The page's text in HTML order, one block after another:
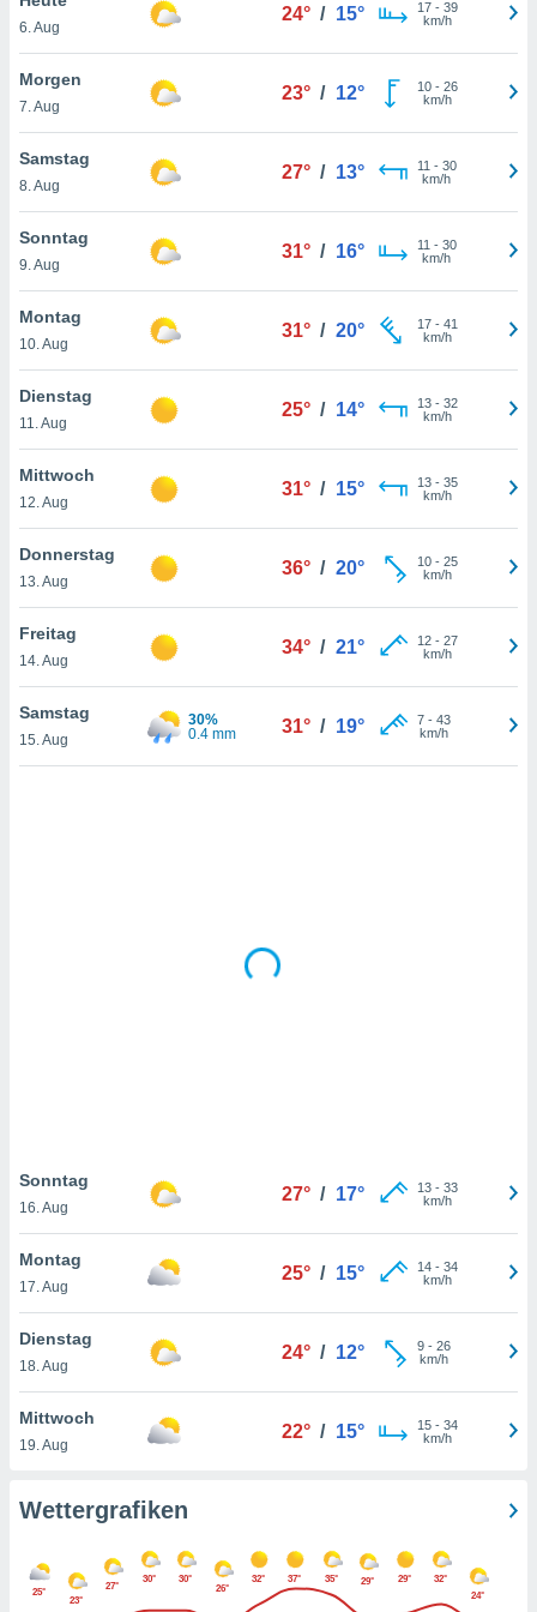
oder
Partner
es uns
das
der
Profil zu
Ihnen
finden
. Sie
jederzeit
Rand
können
von
und
klicken.
und
6. Aug
24° / 15° 17- 39
km/h
Morgen
7. Aug
23° / 12° 10- 26
km/h
Samstag
8. Aug
27° / 13° 11 - 30
km/h
Sonntag
9. Aug
31° / 16° 11 - 30
km/h
Montag
10. Aug
31° / 20° 17- 41
km/h
Dienstag
11. Aug
25° / 14° 13- 32
km/h
Mittwoch
12. Aug
31° / 15° 13- 35
km/h
Donnerstag
13. Aug
36° / 20° 10- 25
km/h
Freitag
14. Aug
34° / 21° 12- 27
km/h
Samstag
15. Aug
30%
0.4 mm
31° / 19° 7- 43
km/h
Sonntag
16. Aug
27° / 17° 13- 33
km/h
Montag
17. Aug
25° / 15° 14- 34
km/h
Dienstag
18. Aug
24° / 12° 9- 26
km/h
Mittwoch
19. Aug
22° / 15° 15- 34
km/h
Wettergrafiken
25°
23°
27°
30°
30°
26°
32° 37° 35° 29° 29°
32°
24°